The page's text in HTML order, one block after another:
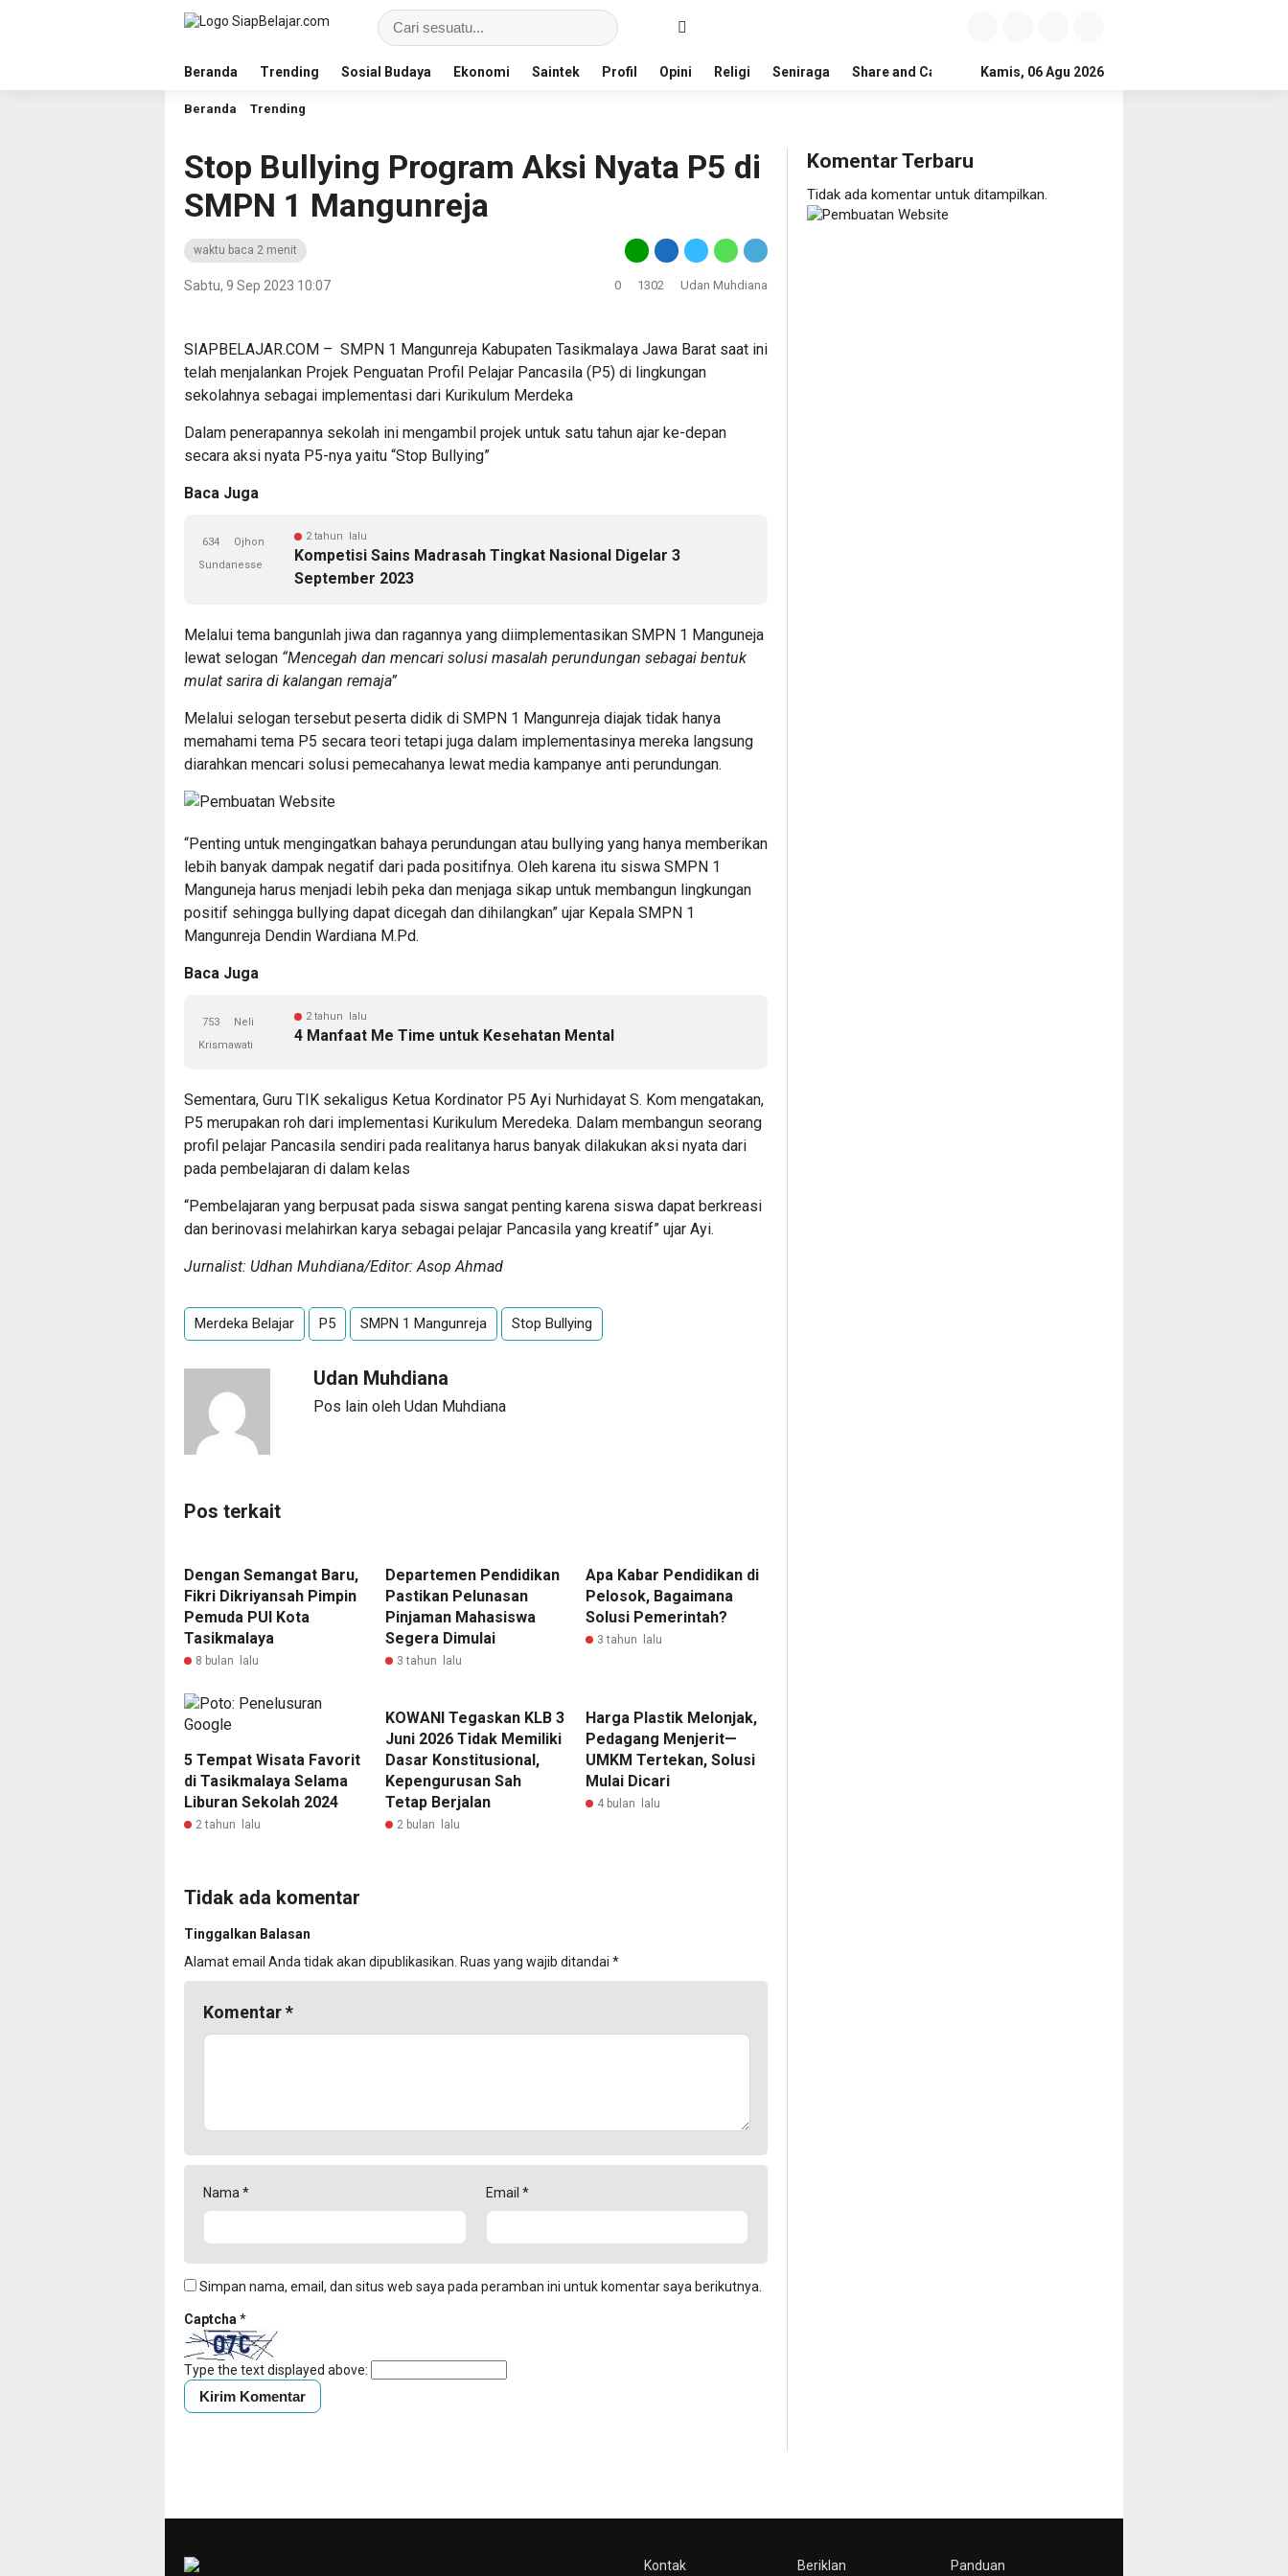
Beranda Trending Sosial Budaya Ekonomi Saintek Profil Opini Religi Seniraga Share and Care Kamis, 06 Agu 2026
Beranda Trending
Stop Bullying Program Aksi Nyata P5 di
SMPN 1 Mangunreja
waktu baca 2 menit
Sabtu, 9 Sep 2023 10:07 0 1302 Udan Muhdiana
SIAPBELAJAR.COM – SMPN 1 Mangunreja Kabupaten Tasikmalaya Jawa Barat saat ini
telah menjalankan Projek Penguatan Profil Pelajar Pancasila (P5) di lingkungan
sekolahnya sebagai implementasi dari Kurikulum Merdeka
Dalam penerapannya sekolah ini mengambil projek untuk satu tahun ajar ke-depan
secara aksi nyata P5-nya yaitu “Stop Bullying”
Baca Juga
2 tahun lalu
Kompetisi Sains Madrasah Tingkat Nasional Digelar 3
September 2023
634
Ojhon
Sundanesse
Melalui tema bangunlah jiwa dan ragannya yang diimplementasikan SMPN 1 Manguneja
lewat selogan “Mencegah dan mencari solusi masalah perundungan sebagai bentuk
mulat sarira di kalangan remaja”
Melalui selogan tersebut peserta didik di SMPN 1 Mangunreja diajak tidak hanya
memahami tema P5 secara teori tetapi juga dalam implementasinya mereka langsung
diarahkan mencari solusi pemecahanya lewat media kampanye anti perundungan.
“Penting untuk mengingatkan bahaya perundungan atau bullying yang hanya memberikan
lebih banyak dampak negatif dari pada positifnya. Oleh karena itu siswa SMPN 1
Manguneja harus menjadi lebih peka dan menjaga sikap untuk membangun lingkungan
positif sehingga bullying dapat dicegah dan dihilangkan” ujar Kepala SMPN 1
Mangunreja Dendin Wardiana M.Pd.
Baca Juga
2 tahun lalu
4 Manfaat Me Time untuk Kesehatan Mental
753
Neli
Krismawati
Sementara, Guru TIK sekaligus Ketua Kordinator P5 Ayi Nurhidayat S. Kom mengatakan,
P5 merupakan roh dari implementasi Kurikulum Meredeka. Dalam membangun seorang
profil pelajar Pancasila sendiri pada realitanya harus banyak dilakukan aksi nyata dari
pada pembelajaran di dalam kelas
“Pembelajaran yang berpusat pada siswa sangat penting karena siswa dapat berkreasi
dan berinovasi melahirkan karya sebagai pelajar Pancasila yang kreatif” ujar Ayi.
Jurnalist: Udhan Muhdiana/Editor: Asop Ahmad
Merdeka Belajar P5 SMPN 1 Mangunreja Stop Bullying
Udan Muhdiana
Pos lain oleh Udan Muhdiana
Pos terkait
Dengan Semangat Baru,
Fikri Dikriyansah Pimpin
Pemuda PUI Kota
Tasikmalaya
8 bulan lalu
Departemen Pendidikan
Pastikan Pelunasan
Pinjaman Mahasiswa
Segera Dimulai
3 tahun lalu
Apa Kabar Pendidikan di
Pelosok, Bagaimana
Solusi Pemerintah?
3 tahun lalu
5 Tempat Wisata Favorit
di Tasikmalaya Selama
Liburan Sekolah 2024
2 tahun lalu
KOWANI Tegaskan KLB 3
Juni 2026 Tidak Memiliki
Dasar Konstitusional,
Kepengurusan Sah
Tetap Berjalan
2 bulan lalu
Harga Plastik Melonjak,
Pedagang Menjerit—
UMKM Tertekan, Solusi
Mulai Dicari
4 bulan lalu
Tidak ada komentar
Tinggalkan Balasan
Alamat email Anda tidak akan dipublikasikan. Ruas yang wajib ditandai *
Komentar*
Nama * Email *
Simpan nama, email, dan situs web saya pada peramban ini untuk komentar saya berikutnya.
Captcha *
Type the text displayed above:
Komentar Terbaru
Tidak ada komentar untuk ditampilkan.
Kontak Beriklan Panduan